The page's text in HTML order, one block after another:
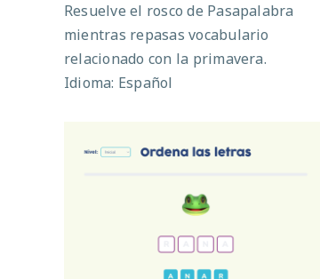
Resuelve el rosco de Pasapalabra
mientras repasas vocabulario
relacionado con la primavera.
Idioma: Español
Ordena las letras